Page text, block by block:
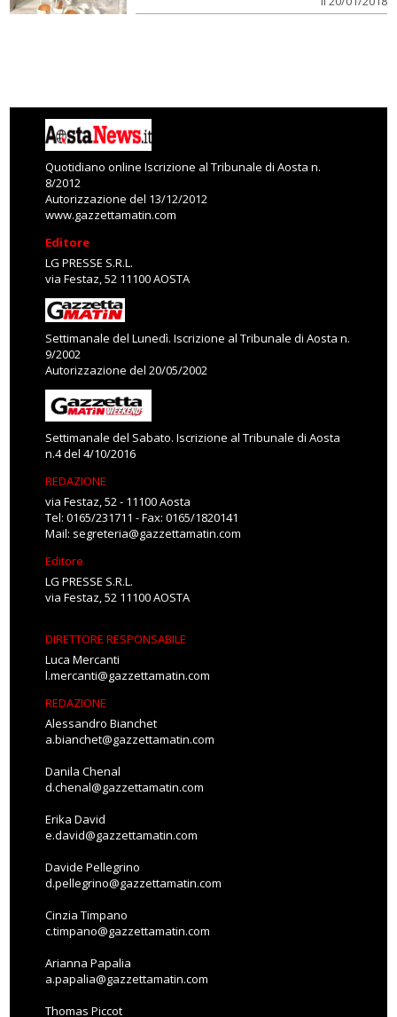
Quotidiano online Iscrizione al Tribunale di Aosta n.
8/2012
Autorizzazione del 13/12/2012
www.gazzettamatin.com
Editore
LG PRESSE S.R.L.
via Festaz, 52 11100 AOSTA
Settimanale del Lunedì. Iscrizione al Tribunale di Aosta n.
9/2002
Autorizzazione del 20/05/2002
Settimanale del Sabato. Iscrizione al Tribunale di Aosta
n.4 del 4/10/2016
REDAZIONE
via Festaz, 52 - 11100 Aosta
Tel: 0165/231711 - Fax: 0165/1820141
Mail: segreteria@gazzettamatin.com
Editore
LG PRESSE S.R.L.
via Festaz, 52 11100 AOSTA
DIRETTORE RESPONSABILE
Luca Mercanti
l.mercanti@gazzettamatin.com
REDAZIONE
Alessandro Bianchet
a.bianchet@gazzettamatin.com
Danila Chenal
d.chenal@gazzettamatin.com
Erika David
e.david@gazzettamatin.com
Davide Pellegrino
d.pellegrino@gazzettamatin.com
Cinzia Timpano
c.timpano@gazzettamatin.com
Arianna Papalia
a.papalia@gazzettamatin.com
Thomas Piccot